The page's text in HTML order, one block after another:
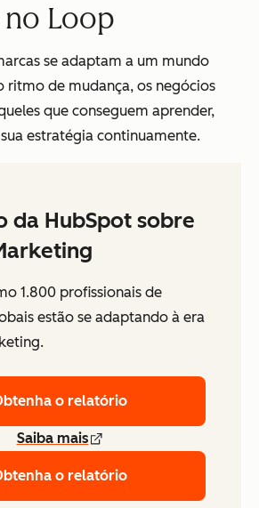
Loop
se adaptam a um mundo
ritmo de mudança, os negócios
que conseguem aprender,
estratégia continuamente.
da HubSpot sobre
1.800 profissionais de
estão se adaptando à era
o relatório
Saiba mais
o relatório